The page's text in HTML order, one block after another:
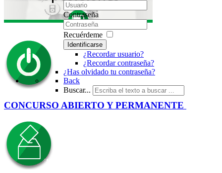
Contraseña
Recuérdeme
Identificarse
¿Recordar usuario?
¿Recordar contraseña?
¿Has olvidado tu contraseña?
Back
Buscar...
CONCURSO ABIERTO Y PERMANENTE